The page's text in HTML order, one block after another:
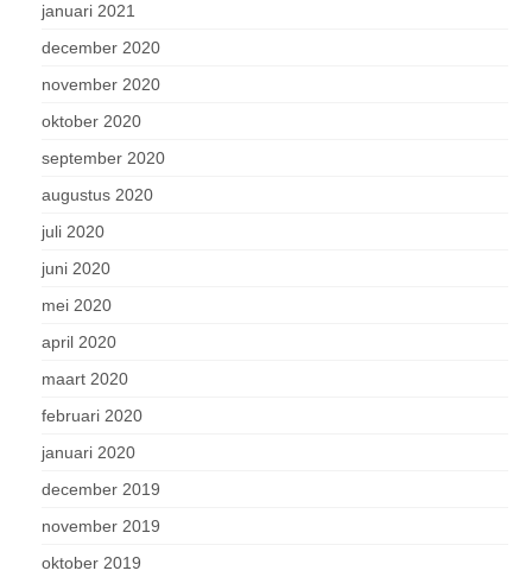
januari 2021
december 2020
november 2020
oktober 2020
september 2020
augustus 2020
juli 2020
juni 2020
mei 2020
april 2020
maart 2020
februari 2020
januari 2020
december 2019
november 2019
oktober 2019